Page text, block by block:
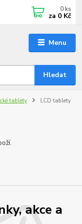
Menu
Hledat
0 ks
za 0 Kč
tablety LCD tablety
akce a